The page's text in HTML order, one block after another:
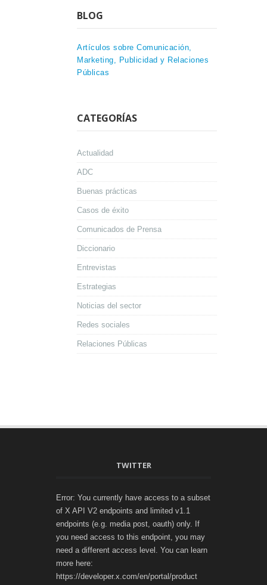
BLOG
Artículos sobre Comunicación,
Marketing, Publicidad y Relaciones
Públicas
CATEGORÍAS
Actualidad
ADC
Buenas prácticas
Casos de éxito
Comunicados de Prensa
Diccionario
Entrevistas
Estrategias
Noticias del sector
Redes sociales
Relaciones Públicas
TWITTER
Error: You currently have access to a subset
of X API V2 endpoints and limited v1.1
endpoints (e.g. media post, oauth) only. If
you need access to this endpoint, you may
need a different access level. You can learn
more here:
https://developer.x.com/en/portal/product